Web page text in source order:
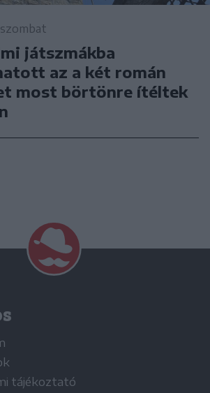
játszmákba
az a két román
most börtönre ítéltek
tájékoztató